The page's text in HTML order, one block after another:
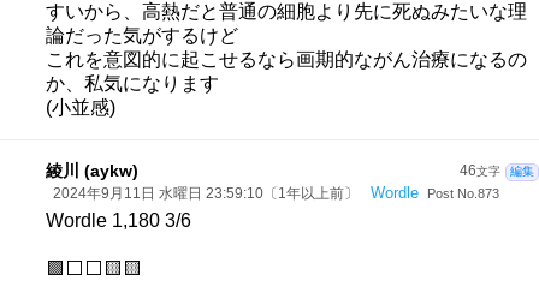
すいから、高熱だと普通の細胞より先に死ぬみたいな理
論だった気がするけど
これを意図的に起こせるなら画期的ながん治療になるの
か、私気になります
(小並感)
46文字 編集
綾川 (aykw)
2024年9月11日 水曜日 23:59:10〔1年以上前〕 Wordle Post No.873
Wordle 1,180 3/6
🟩⬜⬜🟨🟨